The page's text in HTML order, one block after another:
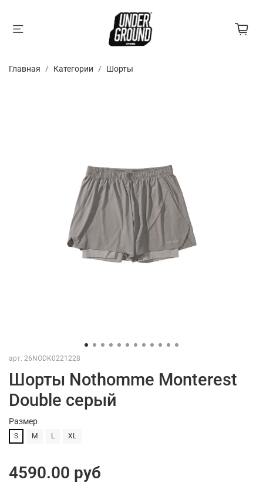
Главная Категории Шорты
арт. 26NODK0221228
Шорты Nothomme Monterest
Double серый
Размер
S M L XL
4590.00 руб